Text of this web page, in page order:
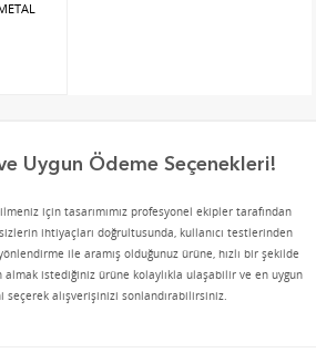
Uygun Ödeme Seçenekleri!
için tasarımımız profesyonel ekipler tarafından
ihtiyaçları doğrultusunda, kullanıcı testlerinden
ile aramış olduğunuz ürüne, hızlı bir şekilde
almak istediğiniz ürüne kolaylıkla ulaşabilir ve en uygun
seçerek alışverişinizi sonlandırabilirsiniz.